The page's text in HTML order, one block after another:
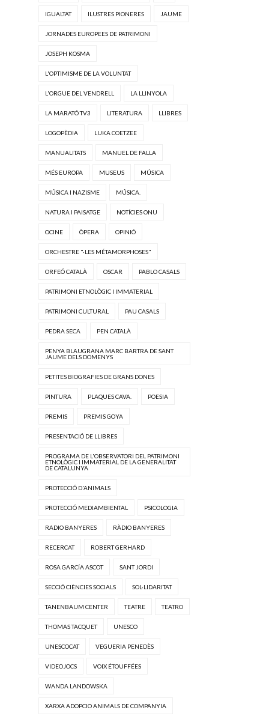
IGUALTAT ILUSTRES PIONERES JAUME
JORNADES EUROPEES DE PATRIMONI
JOSEPH KOSMA
L'OPTIMISME DE LA VOLUNTAT
L'ORGUE DEL VENDRELL LA LLINYOLA
LA MARATÓ TV3 LITERATURA LLIBRES
LOGOPÈDIA LUKA COETZEE
MANUALITATS MANUEL DE FALLA
MÉS EUROPA MUSEUS MÚSICA
MÚSICA I NAZISME MÚSICA.
NATURA I PAISATGE NOTÍCIES ONU
OCINE ÒPERA OPINIÓ
ORCHESTRE "·LES MÉTAMORPHOSES"
ORFEÓ CATALÀ OSCAR PABLO CASALS
PATRIMONI ETNOLÒGIC I IMMATERIAL
PATRIMONI CULTURAL PAU CASALS
PEDRA SECA PEN CATALÀ
PENYA BLAUGRANA MARC BARTRA DE SANT
JAUME DELS DOMENYS
PETITES BIOGRAFIES DE GRANS DONES
PINTURA PLAQUES CAVA. POESIA
PREMIS PREMIS GOYA
PRESENTACIÓ DE LLIBRES
PROGRAMA DE L'OBSERVATORI DEL PATRIMONI
ETNOLÒGIC I IMMATERIAL DE LA GENERALITAT
DE CATALUNYA
PROTECCIÓ D'ANIMALS
PROTECCIÓ MEDIAMBIENTAL PSICOLOGIA
RADIO BANYERES RÀDIO BANYERES
RECERCAT ROBERT GERHARD
ROSA GARCÍA ASCOT SANT JORDI
SECCIÓ CIÈNCIES SOCIALS SOL·LIDARITAT
TANENBAUM CENTER TEATRE TEATRO
THOMAS TACQUET UNESCO
UNESCOCAT VEGUERIA PENEDÈS
VIDEOJOCS VOIX ÉTOUFFÉES
WANDA LANDOWSKA
XARXA ADOPCIO ANIMALS DE COMPANYIA